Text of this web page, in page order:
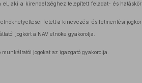
aki a kirendeltséghez telepített feladat- és hatáskör
felett a kinevezési és felmentési jogkör
jogkört a NAV elnöke gyakorolja.
jogokat az igazgató gyakorolja.